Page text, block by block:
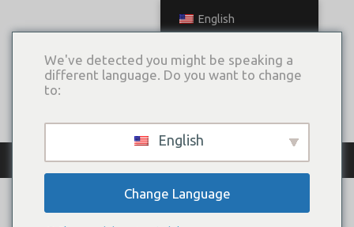
КАТАЛОГ ПЛАТЬЕВ
DAION
English
We've detected you might be speaking a
different language. Do you want to change
to:
English
Change Language